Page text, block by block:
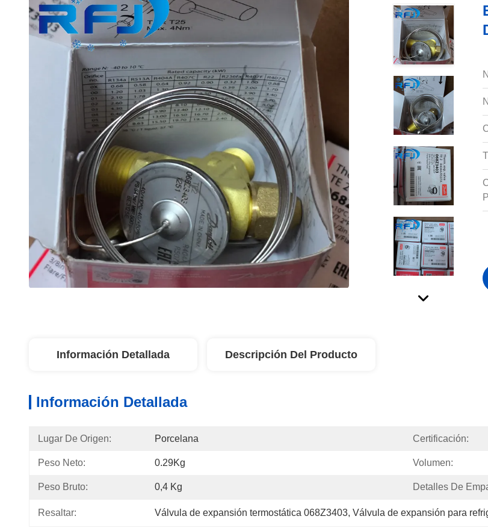
Información Detallada Descripción Del Producto
Información Detallada
Lugar De Origen: Porcelana Certificación:
Peso Neto: 0.29Kg Volumen:
Peso Bruto: 0,4 Kg Detalles De
Resaltar: Válvula de expansión termostática 068Z3403, Válvula de expansión para